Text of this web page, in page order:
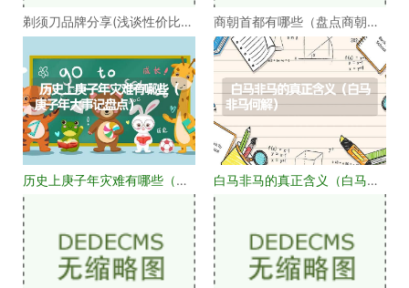
剃须刀品牌分享(浅谈性价比高
的剃须刀品牌）
商朝首都有哪些（盘点商朝的
十几个首都）
历史上庚子年灾难有哪些（庚
子年大事记盘点）
白马非马的真正含义（白马非
马何解）